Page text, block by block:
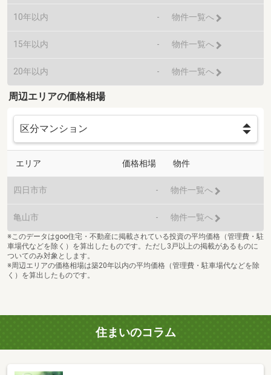
10年以内 - 物件一覧へ
15年以内 - 物件一覧へ
20年以内 - 物件一覧へ
周辺エリアの価格相場
エリア 価格相場 物件
四日市市 - 物件一覧へ
亀山市 - 物件一覧へ
※このデータはgoo住宅・不動産に掲載されている投資の平均価格（管理費・駐
車場代などを除く）を算出したものです。ただし3戸以上の掲載があるものに
ついてのみ対象とします。
※周辺エリアの価格相場は築20年以内の平均価格（管理費・駐車場代などを除
く）を算出したものです。
住まいのコラム